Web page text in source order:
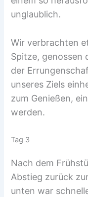
unglaublich.
Wir verbrachten
Spitze, genossen
der
unseres Ziels
zum Genießen,
werden.
Tag 3
Nach dem
Abstieg zurück
unten war